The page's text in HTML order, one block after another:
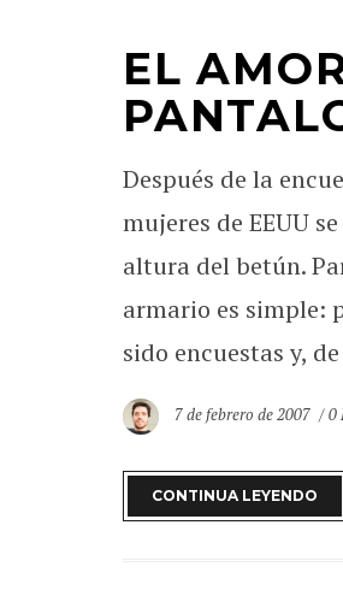
EL
Después de la
mujeres de EEUU
altura del betún.
armario es simple:
sido encuestas y,
7 de febrero de 2007 0
CONTINUA LEYENDO